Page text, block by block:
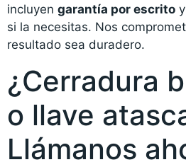
incluyen garantía por escrito
si la necesitas. Nos
resultado sea duradero.
¿Cerradura
o llave
Llámanos